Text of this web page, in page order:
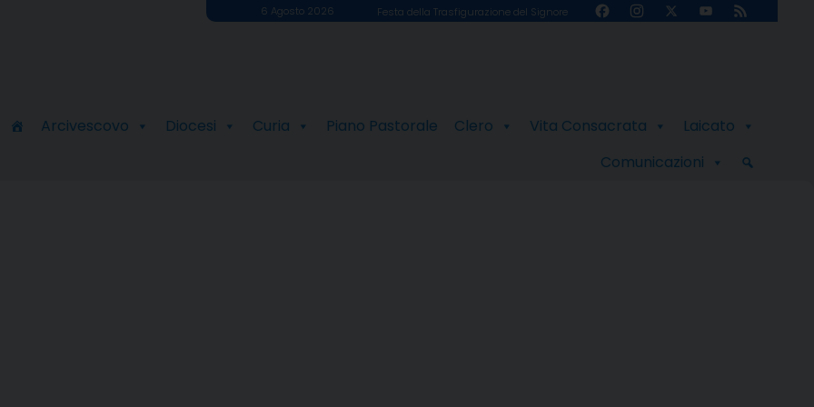
6 Agosto 2026 Festa della Trasfigurazione del Signore FacebookInstagram
X
YouTube
Feed
Arcivescovo Diocesi Curia Piano Pastorale Clero Vita Consacrata
Laicato
Comunicazioni